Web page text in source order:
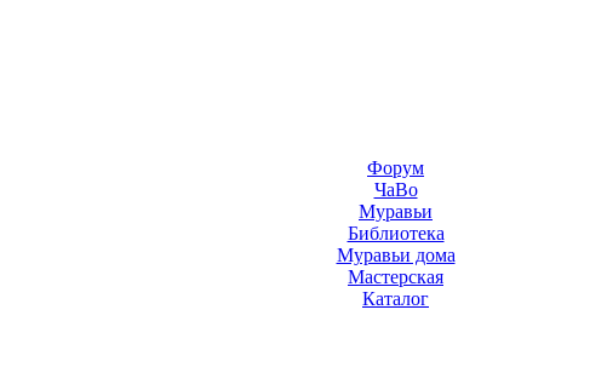
Форум
ЧаВо
Муравьи
Библиотека
Муравьи дома
Мастерская
Каталог